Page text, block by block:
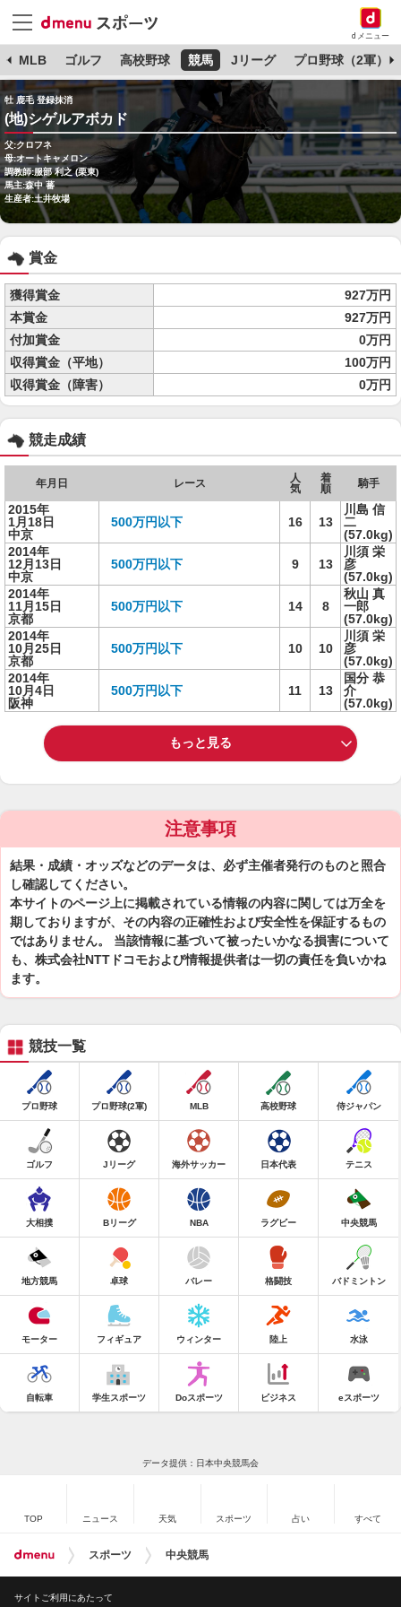
dメニュー
MLB ゴルフ 高校野球 競馬 Jリーグ プロ野球（2軍）
牡 鹿毛 登録抹消
(地)シゲルアボカド
父:クロフネ
母:オートキャメロン
調教師:服部 利之 (栗東)
馬主:森中 蕃
生産者:土井牧場
賞金
獲得賞金
927万円
本賞金
927万円
付加賞金
0万円
収得賞金（平地）
100万円
収得賞金（障害）
0万円
競走成績
年月日 レース
人
気
着
順
騎手
2015年
1月18日
中京
500万円以下 16 13
川島 信
二
(57.0kg)
2014年
12月13日
中京
500万円以下 9 13
川須 栄
彦
(57.0kg)
2014年
11月15日
京都
500万円以下 14 8
秋山 真
一郎
(57.0kg)
2014年
10月25日
京都
500万円以下 10 10
川須 栄
彦
(57.0kg)
2014年
10月4日
阪神
500万円以下 11 13
国分 恭
介
(57.0kg)
もっと見る
注意事項
結果・成績・オッズなどのデータは、必ず主催者発行のものと照合
し確認してください。
本サイトのページ上に掲載されている情報の内容に関しては万全を
期しておりますが、その内容の正確性および安全性を保証するもの
ではありません。 当該情報に基づいて被ったいかなる損害について
も、株式会社NTTドコモおよび情報提供者は一切の責任を負いかね
ます。
競技一覧
プロ野球 プロ野球(2軍) MLB 高校野球 侍ジャパン
ゴルフ Jリーグ 海外サッカー 日本代表 テニス
大相撲 Bリーグ NBA ラグビー 中央競馬
地方競馬 卓球 バレー 格闘技 バドミントン
モーター フィギュア ウィンター 陸上 水泳
自転車 学生スポーツ Doスポーツ ビジネス eスポーツ
データ提供：日本中央競馬会
TOP ニュース 天気 スポーツ 占い すべて
スポーツ 中央競馬
サイトご利用にあたって